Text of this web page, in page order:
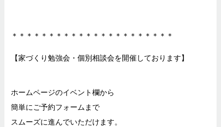
＊＊＊＊＊＊＊＊＊＊＊＊＊＊＊＊＊＊＊＊＊＊
【家づくり勉強会・個別相談会を開催しております】
ホームページのイベント欄から
簡単にご予約フォームまで
スムーズに進んでいただけます。